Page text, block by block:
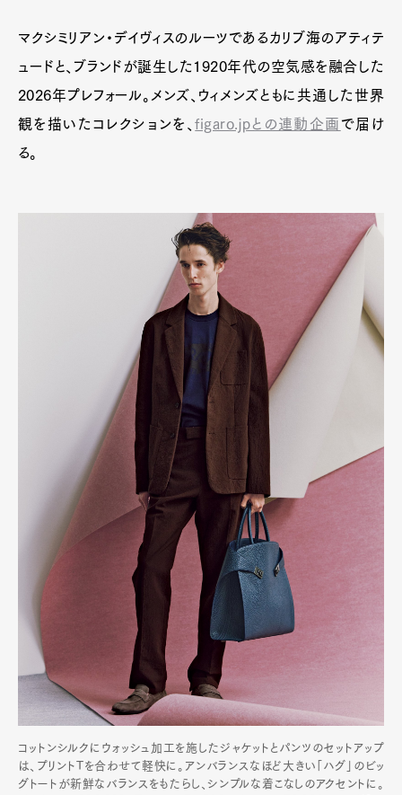
WatchFashion
Product Culture
Pen Membership
Magazine
Official Columnist
About
Contact
Pen Meet
Pen international Pen tw
マクシミリアン・デイヴィスのルーツであるカリブ海のアティテ
ュードと、ブランドが誕生した1920年代の空気感を融合した
2026年プレフォール。メンズ、ウィメンズともに共通した世界
観を描いたコレクションを、figaro.jpとの連動企画 で届け
る。
コットンシルクにウォッシュ加工を施したジャケットとパンツのセットアップ
は、プリントTを合わせて軽快に。アンバランスなほど大きい「ハグ」のビッ
グトートが新鮮なバランスをもたらし、シンプルな着こなしのアクセントに。